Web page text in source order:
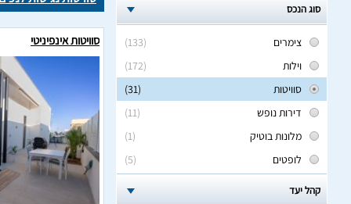
סוג הנכס
(133)
צימרים
(172)
וילות
(31)
סוויטות
(11)
דירות נופש
(1)
מלונות בוטיק
(5)
לופטים
קהל יעד
סוויטות אינפיניטי